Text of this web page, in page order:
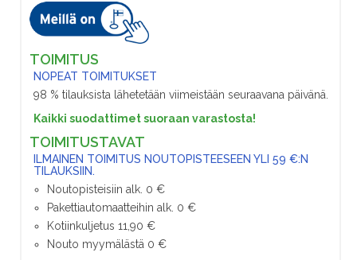
TOIMITUS
NOPEAT TOIMITUKSET
98 % tilauksista lähetetään viimeistään seuraavana päivänä.
Kaikki suodattimet suoraan varastosta!
TOIMITUSTAVAT
ILMAINEN TOIMITUS NOUTOPISTEESEEN YLI 59 €:N
TILAUKSIIN.
Noutopisteisiin alk. 0 €
Pakettiautomaatteihin alk. 0 €
Kotiinkuljetus 11,90 €
Nouto myymälästä 0 €